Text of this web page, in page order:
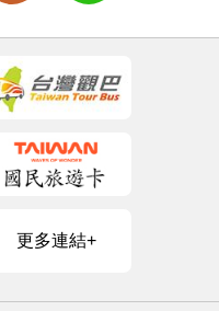
更多連結+